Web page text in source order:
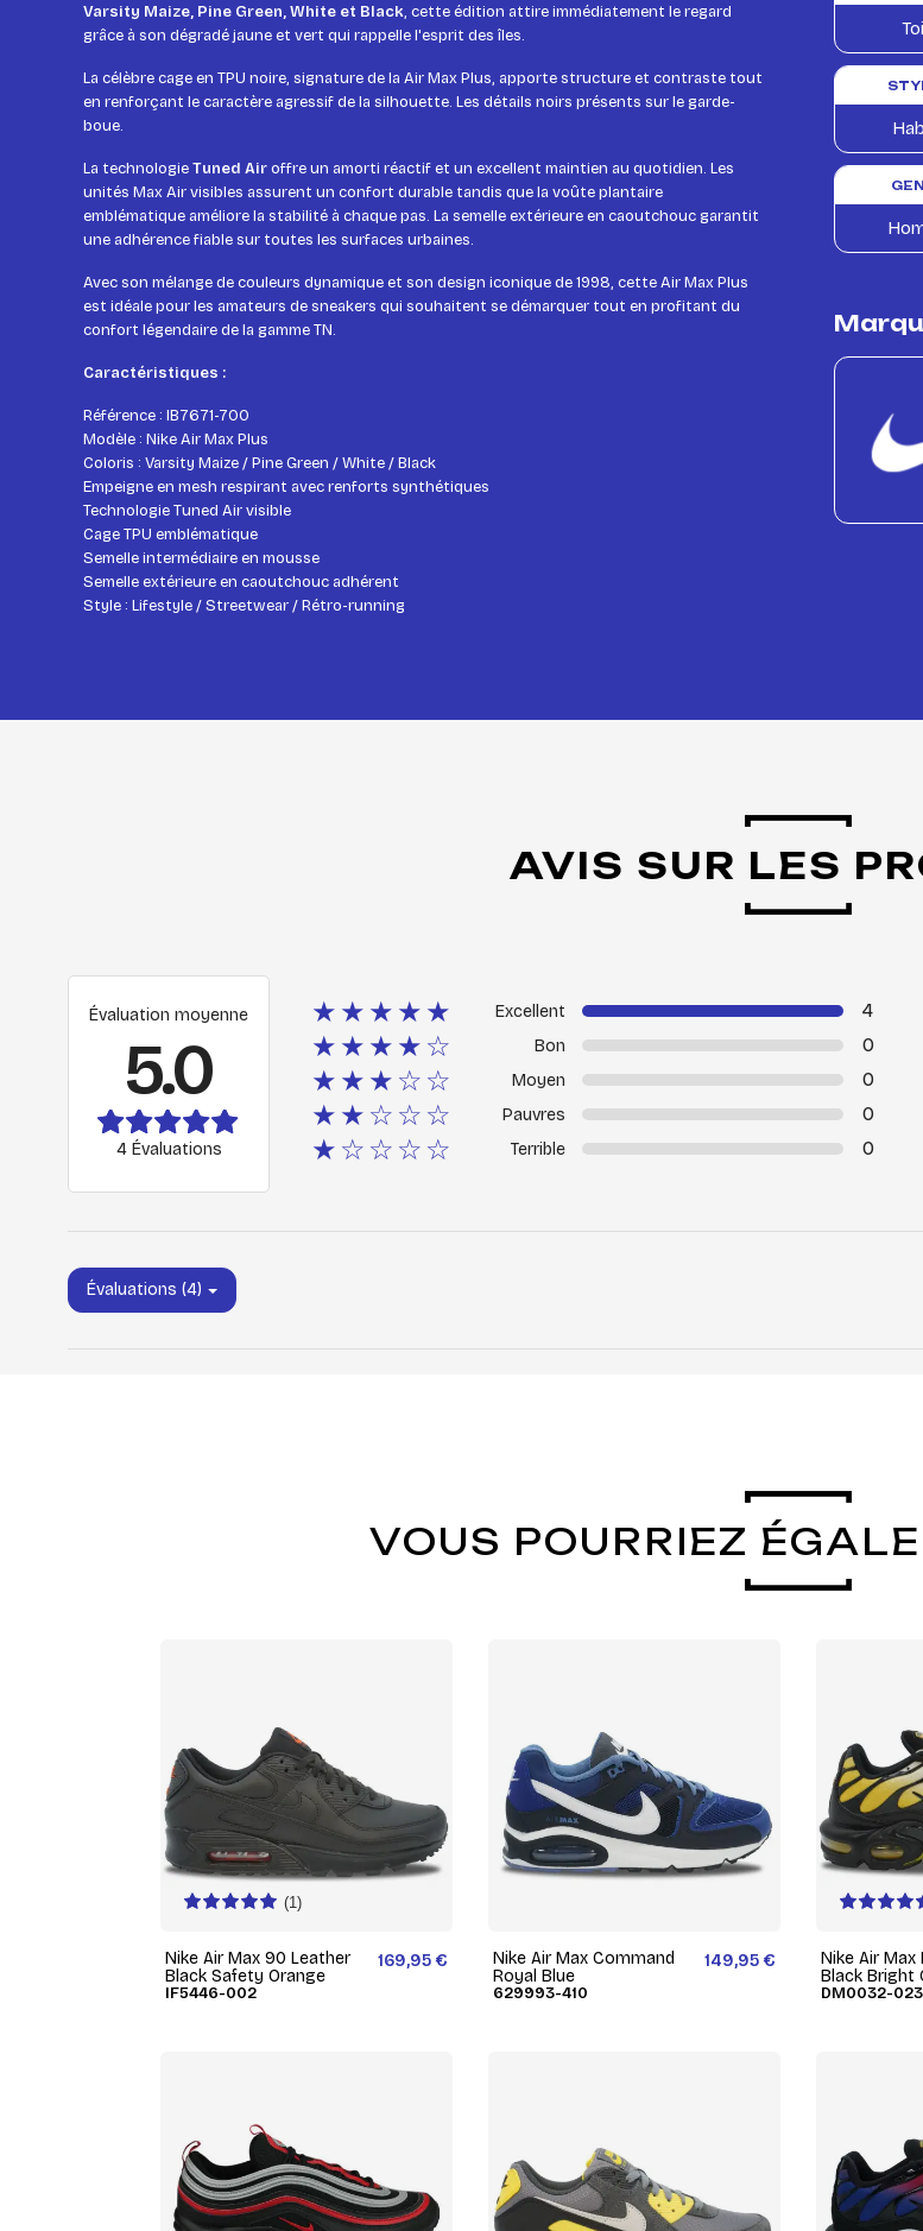
Varsity Maize, Pine Green, White et Black, cette édition attire immédiatement le regard
grâce à son dégradé jaune et vert qui rappelle l'esprit des îles.
La célèbre cage en TPU noire, signature de la Air Max Plus, apporte structure et contraste tout
en renforçant le caractère agressif de la silhouette. Les détails noirs présents sur le garde-
boue.
La technologieTuned Airoffre un amorti réactif et un excellent maintien au quotidien. Les
unités Max Air visibles assurent un confort durable tandis que la voûte plantaire
emblématique améliore la stabilité à chaque pas. La semelle extérieure en caoutchouc garantit
une adhérence fiable sur toutes les surfaces urbaines.
Avec son mélange de couleurs dynamique et son design iconique de 1998, cette Air Max Plus
est idéale pour les amateurs de sneakers qui souhaitent se démarquer tout en profitant du
confort légendaire de la gamme TN.
Caractéristiques :
Référence : IB7671-700
Modèle : Nike Air Max Plus
Coloris : Varsity Maize / Pine Green / White / Black
Empeigne en mesh respirant avec renforts synthétiques
Technologie Tuned Air visible
Cage TPU emblématique
Semelle intermédiaire en mousse
Semelle extérieure en caoutchouc adhérent
Style : Lifestyle / Streetwear / Rétro-running
AVIS SUR LES
Évaluation moyenne
5.0
4 Évaluations
★★★★★ Excellent 4
★★★★☆ Bon 0
★★★☆☆ Moyen 0
★★☆☆☆ Pauvres 0
★☆☆☆☆ Terrible 0
Évaluations (4)
VOUS POURRIEZ
(1)
Nike Air Max 90 Leather
Black Safety Orange
IF5446-002
169,95 €
Nike Air Max Command
Royal Blue
629993-410
149,95 €
Nike Air Max
Black Bright
DM0032-023